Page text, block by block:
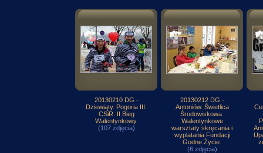
20130210 DG -
Dziewiąty. Pogoria III.
CSiR. II Bieg
Walentynkowy.
(107 zdjęcia)
20130212 DG -
Antoniów. Świetlica
Środowiskowa.
Walentynkowe
warsztaty skręcania i
wyplatania Fundacji
Godne Życie.
(6 zdjęcia)